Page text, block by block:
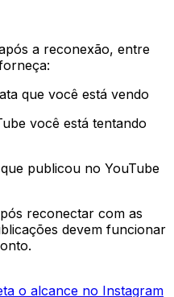
a reconexão, entre
que você está vendo
você está tentando
publicou no YouTube
reconectar com as
devem funcionar
o alcance no Instagram